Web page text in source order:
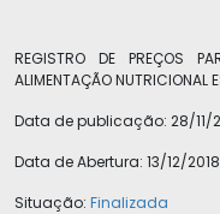
REGISTRO DE PREÇOS
ALIMENTAÇÃO NUTRICIONAL
Data de publicação: 28/11/
Data de Abertura: 13/12/2018
Situação: Finalizada